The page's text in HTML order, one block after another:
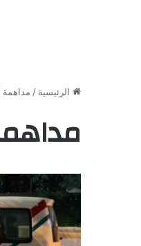
الرئيسية / مداهمة